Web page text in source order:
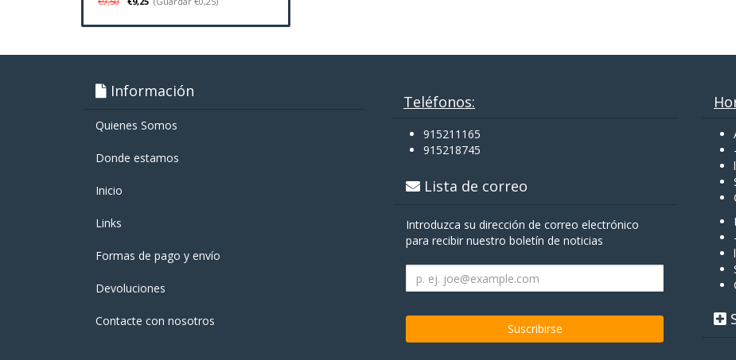
Información
Quienes Somos
Donde estamos
Inicio
Links
Formas de pago y enví­o
Devoluciones
Contacte con nosotros
Teléfonos:
915211165
915218745
Lista de correo
Introduzca su dirección de correo electrónico
para recibir nuestro boletín de noticias